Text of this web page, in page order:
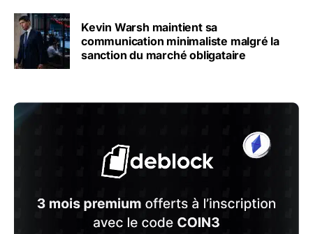
Kevin Warsh maintient sa
communication minimaliste malgré la
sanction du marché obligataire